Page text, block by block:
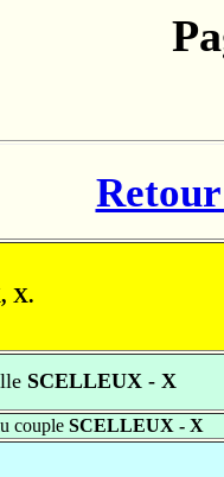
X.
SCELLEUX - X
couple SCELLEUX - X